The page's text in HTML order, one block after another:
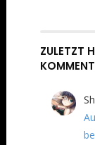
ZULETZT